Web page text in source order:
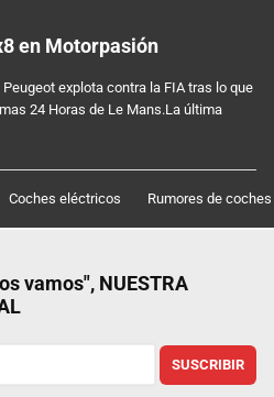
en Motorpasión
explota contra la FIA tras lo que
24 Horas de Le Mans.La última
Coches eléctricos Rumores de coches
vamos", NUESTRA
SUSCRIBIR